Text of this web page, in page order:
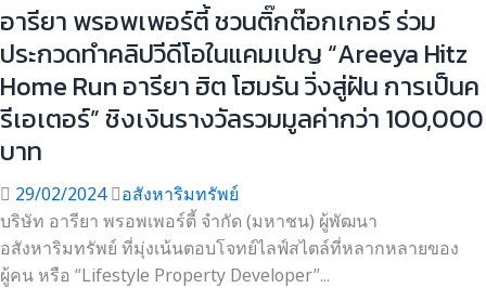
อารียา พรอพเพอร์ตี้ ชวนติ๊กต๊อกเกอร์ ร่วม
ประกวดทำคลิปวีดีโอในแคมเปญ “Areeya Hitz
Home Run อารียา ฮิต โฮมรัน วิ่งสู่ฝัน การเป็นค
รีเอเตอร์” ชิงเงินรางวัลรวมมูลค่ากว่า 100,000
บาท
29/02/2024
อสังหาริมทรัพย์
บริษัท อารียา พรอพเพอร์ตี้ จำกัด (มหาชน) ผู้พัฒนา
อสังหาริมทรัพย์ ที่มุ่งเน้นตอบโจทย์ไลฟ์สไตล์ที่หลากหลายของ
ผู้คน หรือ “Lifestyle Property Developer”...